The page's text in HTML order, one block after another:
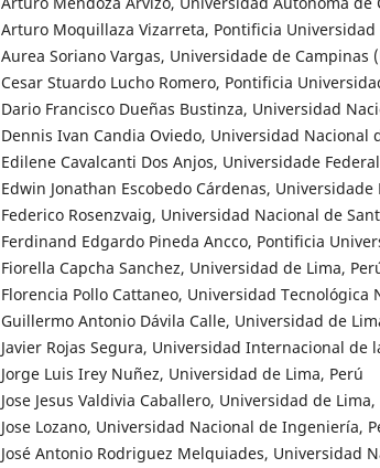
Arturo Moquillaza Vizarreta, Pontificia Universidad
Aurea Soriano Vargas, Universidade de Campinas
Cesar Stuardo Lucho Romero, Pontificia
Dario Francisco Dueñas Bustinza, Universidad
Dennis Ivan Candia Oviedo, Universidad Nacional
Edilene Cavalcanti Dos Anjos, Universidade
Edwin Jonathan Escobedo Cárdenas,
Federico Rosenzvaig, Universidad Nacional de
Ferdinand Edgardo Pineda Ancco, Pontificia
Fiorella Capcha Sanchez, Universidad de Lima,
Florencia Pollo Cattaneo, Universidad Tecnológica
Guillermo Antonio Dávila Calle, Universidad de
Javier Rojas Segura, Universidad Internacional de
Jorge Luis Irey Nuñez, Universidad de Lima, Perú
Jose Jesus Valdivia Caballero, Universidad de Lima,
Jose Lozano, Universidad Nacional de Ingeniería,
José Antonio Rodriguez Melquiades, Universidad